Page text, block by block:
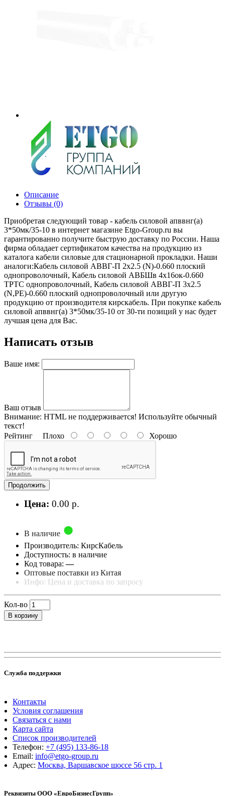
Описание
Отзывы (0)
Приобретая следующий товар - кабель силовой апввнг(а)
3*50мк/35-10 в интернет магазине Etgo-Group.ru вы
гарантированно получите быструю доставку по России. Наша
фирма обладает сертификатом качества на продукцию из
каталога кабели силовые для стационарной прокладки. Наши
аналоги:Кабель силовой АВВГ-П 2х2.5 (N)-0.660 плоский
однопроволочный, Кабель силовой АВБШв 4х16ок-0.660
ТРТС однопроволочный, Кабель силовой АВВГ-П 3х2.5
(N,РЕ)-0.660 плоский однопроволочный или другую
продукцию от производителя кирскабель. При покупке кабель
силовой апввнг(а) 3*50мк/35-10 от 30-ти позиций у нас будет
лучшая цена для Вас.
Написать отзыв
Ваше имя:
Ваш отзыв
Внимание: HTML не поддерживается! Используйте обычный
текст!
Рейтинг Плохо Хорошо
Продолжить
Цена: 0.00 р.
В наличие
Производитель: КирсКабель
Доступность: в наличие
Код товара:—
Оптовые поставки из Китая
Инфо: Цена и доставка по запросу
Кол-во
В корзину
Служба поддержки
Контакты
Условия соглашения
Связаться с нами
Карта сайта
Список производителей
Телефон: +7 (495) 133-86-18
Email: info@etgo-group.ru
Адрес: Москва, Варшавское шоссе 56 стр. 1
Реквизиты ООО «ЕвроБизнесГрупп»